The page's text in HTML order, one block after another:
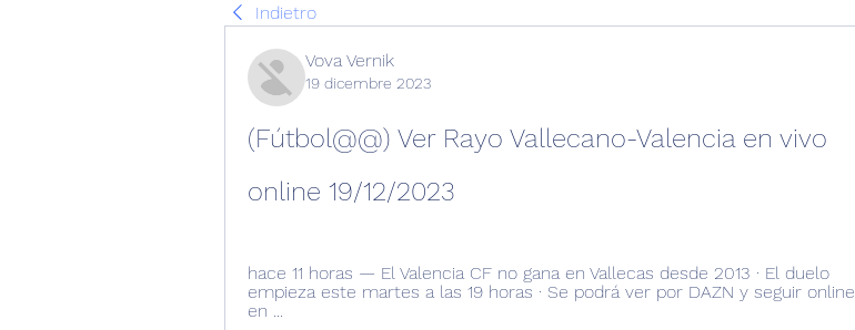
Indietro
Vova Vernik
19 dicembre 2023
(Fútbol@@) Ver Rayo Vallecano-Valencia en vivo
online 19/12/2023
hace 11 horas — El Valencia CF no gana en Vallecas desde 2013 · El duelo
empieza este martes a las 19 horas · Se podrá ver por DAZN y seguir online
en ...